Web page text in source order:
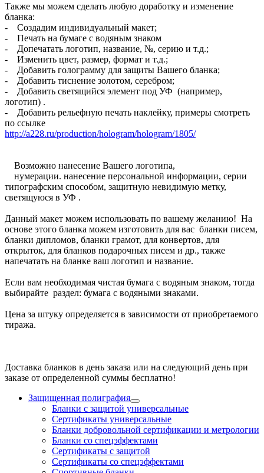
Также мы можем сделать любую доработку и изменение
бланка:
- Создадим индивидуальный макет;
- Печать на бумаге с водяным знаком
- Допечатать логотип, название, №, серию и т.д.;
- Изменить цвет, размер, формат и т.д.;
- Добавить голограмму для защиты Вашего бланка;
- Добавить тиснение золотом, серебром;
- Добавить светящийся элемент под УФ (например,
логотип) .
- Добавить рельефную печать наклейку, примеры смотреть
по ссылке
http://a228.ru/production/hologram/hologram/1805/
Возможно нанесение Вашего логотипа,
нумерации. нанесение персональной информации, серии
типографским способом, защитную невидимую метку,
светящуюся в УФ .
Данный макет можем использовать по вашему желанию! На
основе этого бланка можем изготовить для вас бланки писем,
бланки дипломов, бланки грамот, для конвертов, для
открыток, для бланков подарочных писем и др., также
напечатать на бланке ваш логотип и название.
Если вам необходимая чистая бумага с водяным знаком, тогда
выбирайте раздел: бумага с водяными знаками.
Цена за штуку определяется в зависимости от приобретаемого
тиража.
Доставка бланков в день заказа или на следующий день при
заказе от определенной суммы бесплатно!
Защищенная полиграфия
Бланки с защитой универсальные
Сертификаты универсальные
Бланки добровольной сертификации и метрологии
Бланки со спецэффектами
Сертификаты с защитой
Сертификаты со спецэффектами